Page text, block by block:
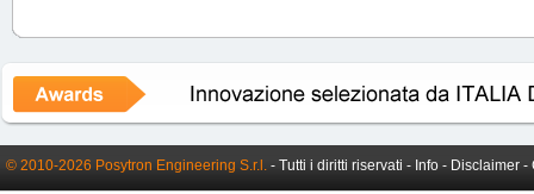
© 2010-2026 Posytron Engineering S.r.l. - Tutti i diritti riservati - Info - Disclaimer -